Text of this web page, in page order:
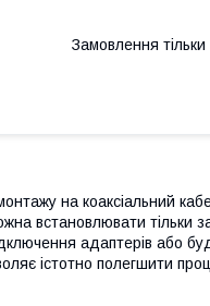
Замовлення
на коаксіальний
встановлювати тільки
адаптерів або
істотно полегшити